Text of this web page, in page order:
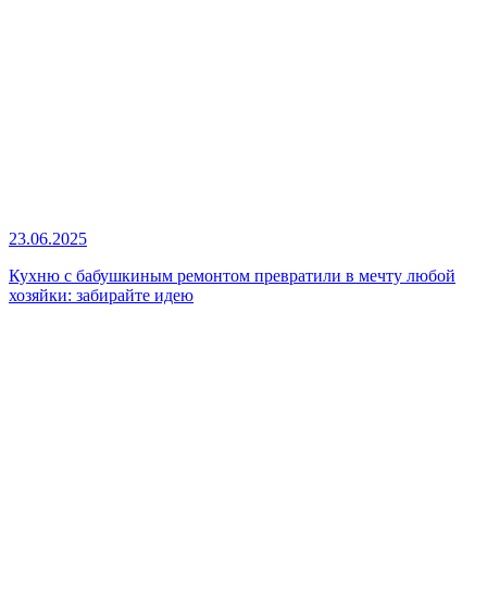
23.06.2025
Кухню с бабушкиным ремонтом превратили в мечту любой
хозяйки: забирайте идею